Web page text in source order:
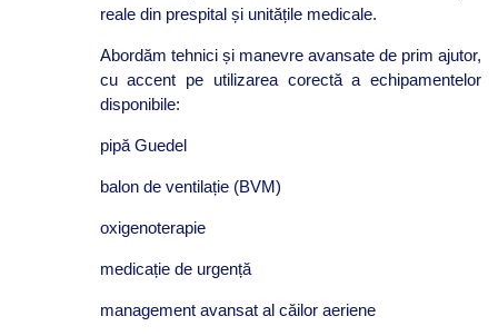
reale din prespital și unitățile medicale.
Abordăm tehnici și manevre avansate de prim ajutor,
cu accent pe utilizarea corectă a echipamentelor
disponibile:
pipă Guedel
balon de ventilație (BVM)
oxigenoterapie
medicație de urgență
management avansat al căilor aeriene